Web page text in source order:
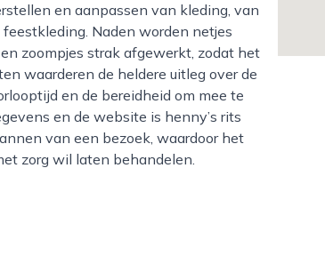
Naden worden netjes
zoompjes strak afgewerkt, zodat het
waarderen de heldere uitleg over de
en de bereidheid om mee te
en de website is henny’s rits
van een bezoek, waardoor het
zorg wil laten behandelen.